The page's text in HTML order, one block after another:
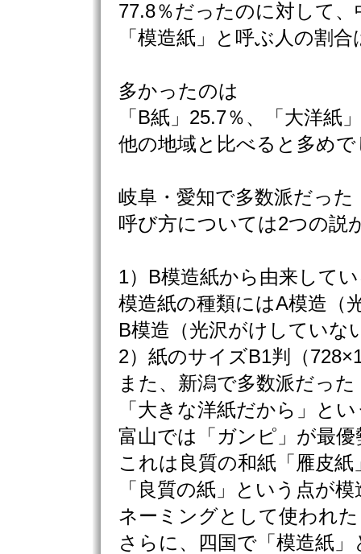
77.8％だったのに対して、
「模造紙」と呼ぶ人の割
多かったのは
「B紙」25.7％、「大洋紙
他の地域と比べると多めで
岐阜・愛知で多数派だった
呼び方については2つの説
1）B模造紙から由来して
模造紙の種類にはA模造（
B模造（光沢がけしていな
2）紙のサイズB1判（
また、新潟で多数派だっ
「大きな洋紙だから」と
富山では「ガンピ」が最
これは良質の和紙「雁皮紙
「良質の紙」という点が模
ネーミングとして使われ
さらに、四国で「模造紙」